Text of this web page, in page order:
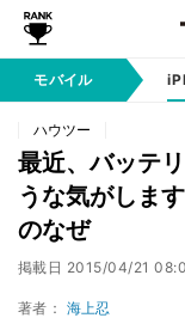
モバイル
ハウツー
最近、バッテ
うな気がしま
のなぜ
掲載日 2015/04/21
著者： 海上忍